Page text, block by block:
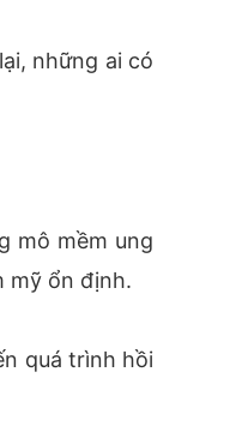
những ai có
mô mềm ung
mỹ ổn định.
quá trình hồi